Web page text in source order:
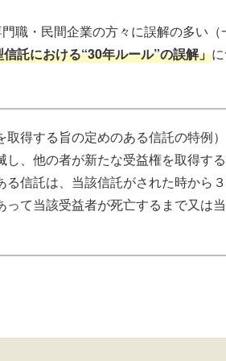
職・民間企業の方々に誤解の多い
託における“30年ルール”の誤解」
得する旨の定めのある信託の特例）
、他の者が新たな受益権を取得す
信託は、当該信託がされた時から
て当該受益者が死亡するまで又は